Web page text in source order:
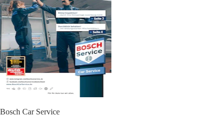
Bosch Car Service